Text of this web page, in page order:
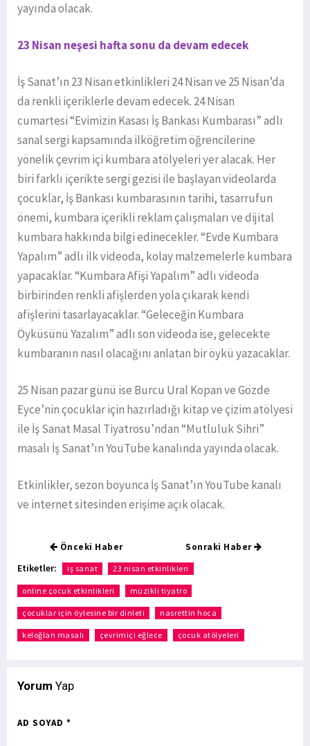
yayında olacak.
23 Nisan neşesi hafta sonu da devam edecek
İş Sanat’ın 23 Nisan etkinlikleri 24 Nisan ve 25 Nisan’da
da renkli içeriklerle devam edecek. 24 Nisan
cumartesi “Evimizin Kasası İş Bankası Kumbarası” adlı
sanal sergi kapsamında ilköğretim öğrencilerine
yönelik çevrim içi kumbara atölyeleri yer alacak. Her
biri farklı içerikte sergi gezisi ile başlayan videolarda
çocuklar, İş Bankası kumbarasının tarihi, tasarrufun
önemi, kumbara içerikli reklam çalışmaları ve dijital
kumbara hakkında bilgi edinecekler. “Evde Kumbara
Yapalım” adlı ilk videoda, kolay malzemelerle kumbara
yapacaklar. “Kumbara Afişi Yapalım” adlı videoda
birbirinden renkli afişlerden yola çıkarak kendi
afişlerini tasarlayacaklar. “Geleceğin Kumbara
Öyküsünü Yazalım” adlı son videoda ise, gelecekte
kumbaranın nasıl olacağını anlatan bir öykü yazacaklar.
25 Nisan pazar günü ise Burcu Ural Kopan ve Gözde
Eyce’nin çocuklar için hazırladığı kitap ve çizim atölyesi
ile İş Sanat Masal Tiyatrosu’ndan “Mutluluk Sihri”
masalı İş Sanat’ın YouTube kanalında yayında olacak.
Etkinlikler, sezon boyunca İş Sanat’ın YouTube kanalı
ve internet sitesinden erişime açık olacak.
Önceki Haber Sonraki Haber
Etiketler: iş sanat 23 nisan etkinlikleri
online çocuk etkinlikleri müzikli tiyatro
çocuklar için öylesine bir dinleti nasrettin hoca
keloğlan masalı çevrimiçi eğlece çocuk atölyeleri
Yorum Yap
AD SOYAD *